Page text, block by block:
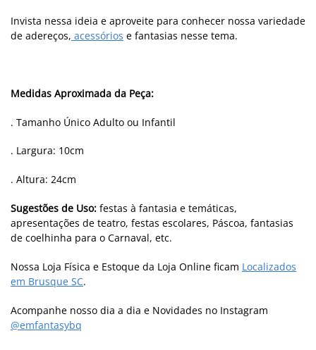
Invista nessa ideia e aproveite para conhecer nossa variedade
de adereços, acessórios e fantasias nesse tema.
Medidas Aproximada da Peça:
. Tamanho Único Adulto ou Infantil
. Largura: 10cm
. Altura: 24cm
Sugestões de Uso: festas à fantasia e temáticas,
apresentações de teatro, festas escolares, Páscoa, fantasias
de coelhinha para o Carnaval, etc.
Nossa Loja Física e Estoque da Loja Online ficam Localizados
em Brusque SC.
Acompanhe nosso dia a dia e Novidades no Instagram
@emfantasybq